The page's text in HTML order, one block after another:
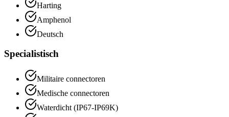
Harting
Amphenol
Deutsch
Specialistisch
Militaire connectoren
Medische connectoren
Waterdicht (IP67-IP69K)